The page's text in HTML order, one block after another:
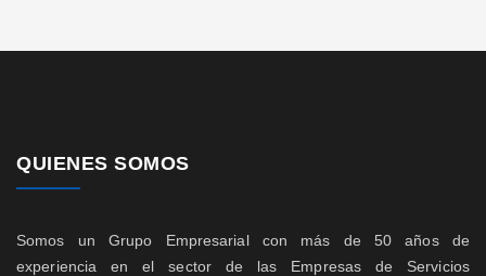
QUIENES SOMOS
Somos un Grupo Empresarial con más de 50 años de
experiencia en el sector de las Empresas de Servicios